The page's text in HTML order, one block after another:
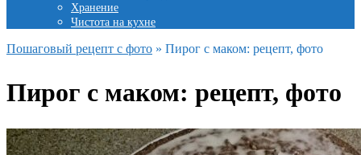
Хранение
Чистота на кухне
Пошаговый рецепт с фото » Пирог с маком: рецепт, фото
Пирог с маком: рецепт, фото